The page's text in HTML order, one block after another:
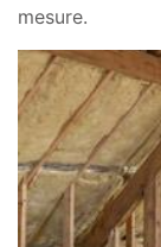
mesure.